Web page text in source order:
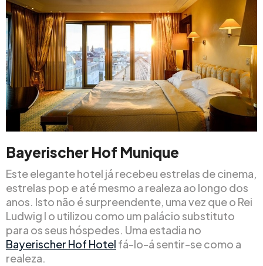
Bayerischer Hof Munique
Este elegante hotel já recebeu estrelas de cinema,
estrelas pop e até mesmo a realeza ao longo dos
anos. Isto não é surpreendente, uma vez que o Rei
Ludwig I o utilizou como um palácio substituto
para os seus hóspedes. Uma estadia no
Bayerischer Hof Hotel fá-lo-á sentir-se como a
realeza.